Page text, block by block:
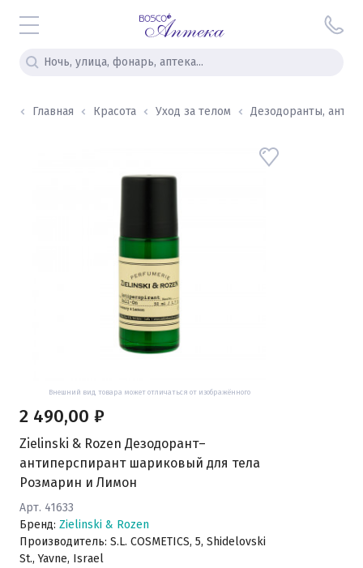
Главная Красота Уход за телом Дезодоранты,
Внешний вид товара может отличаться от изображённого
Zielinski & Rozen Дезодорант–
антиперспирант шариковый для тела
Розмарин и Лимон
Арт. 41633
Бренд: Zielinski & Rozen
Производитель: S.L. COSMETICS, 5, Shidelovski
St., Yavne, Israel
2 490,00 ₽